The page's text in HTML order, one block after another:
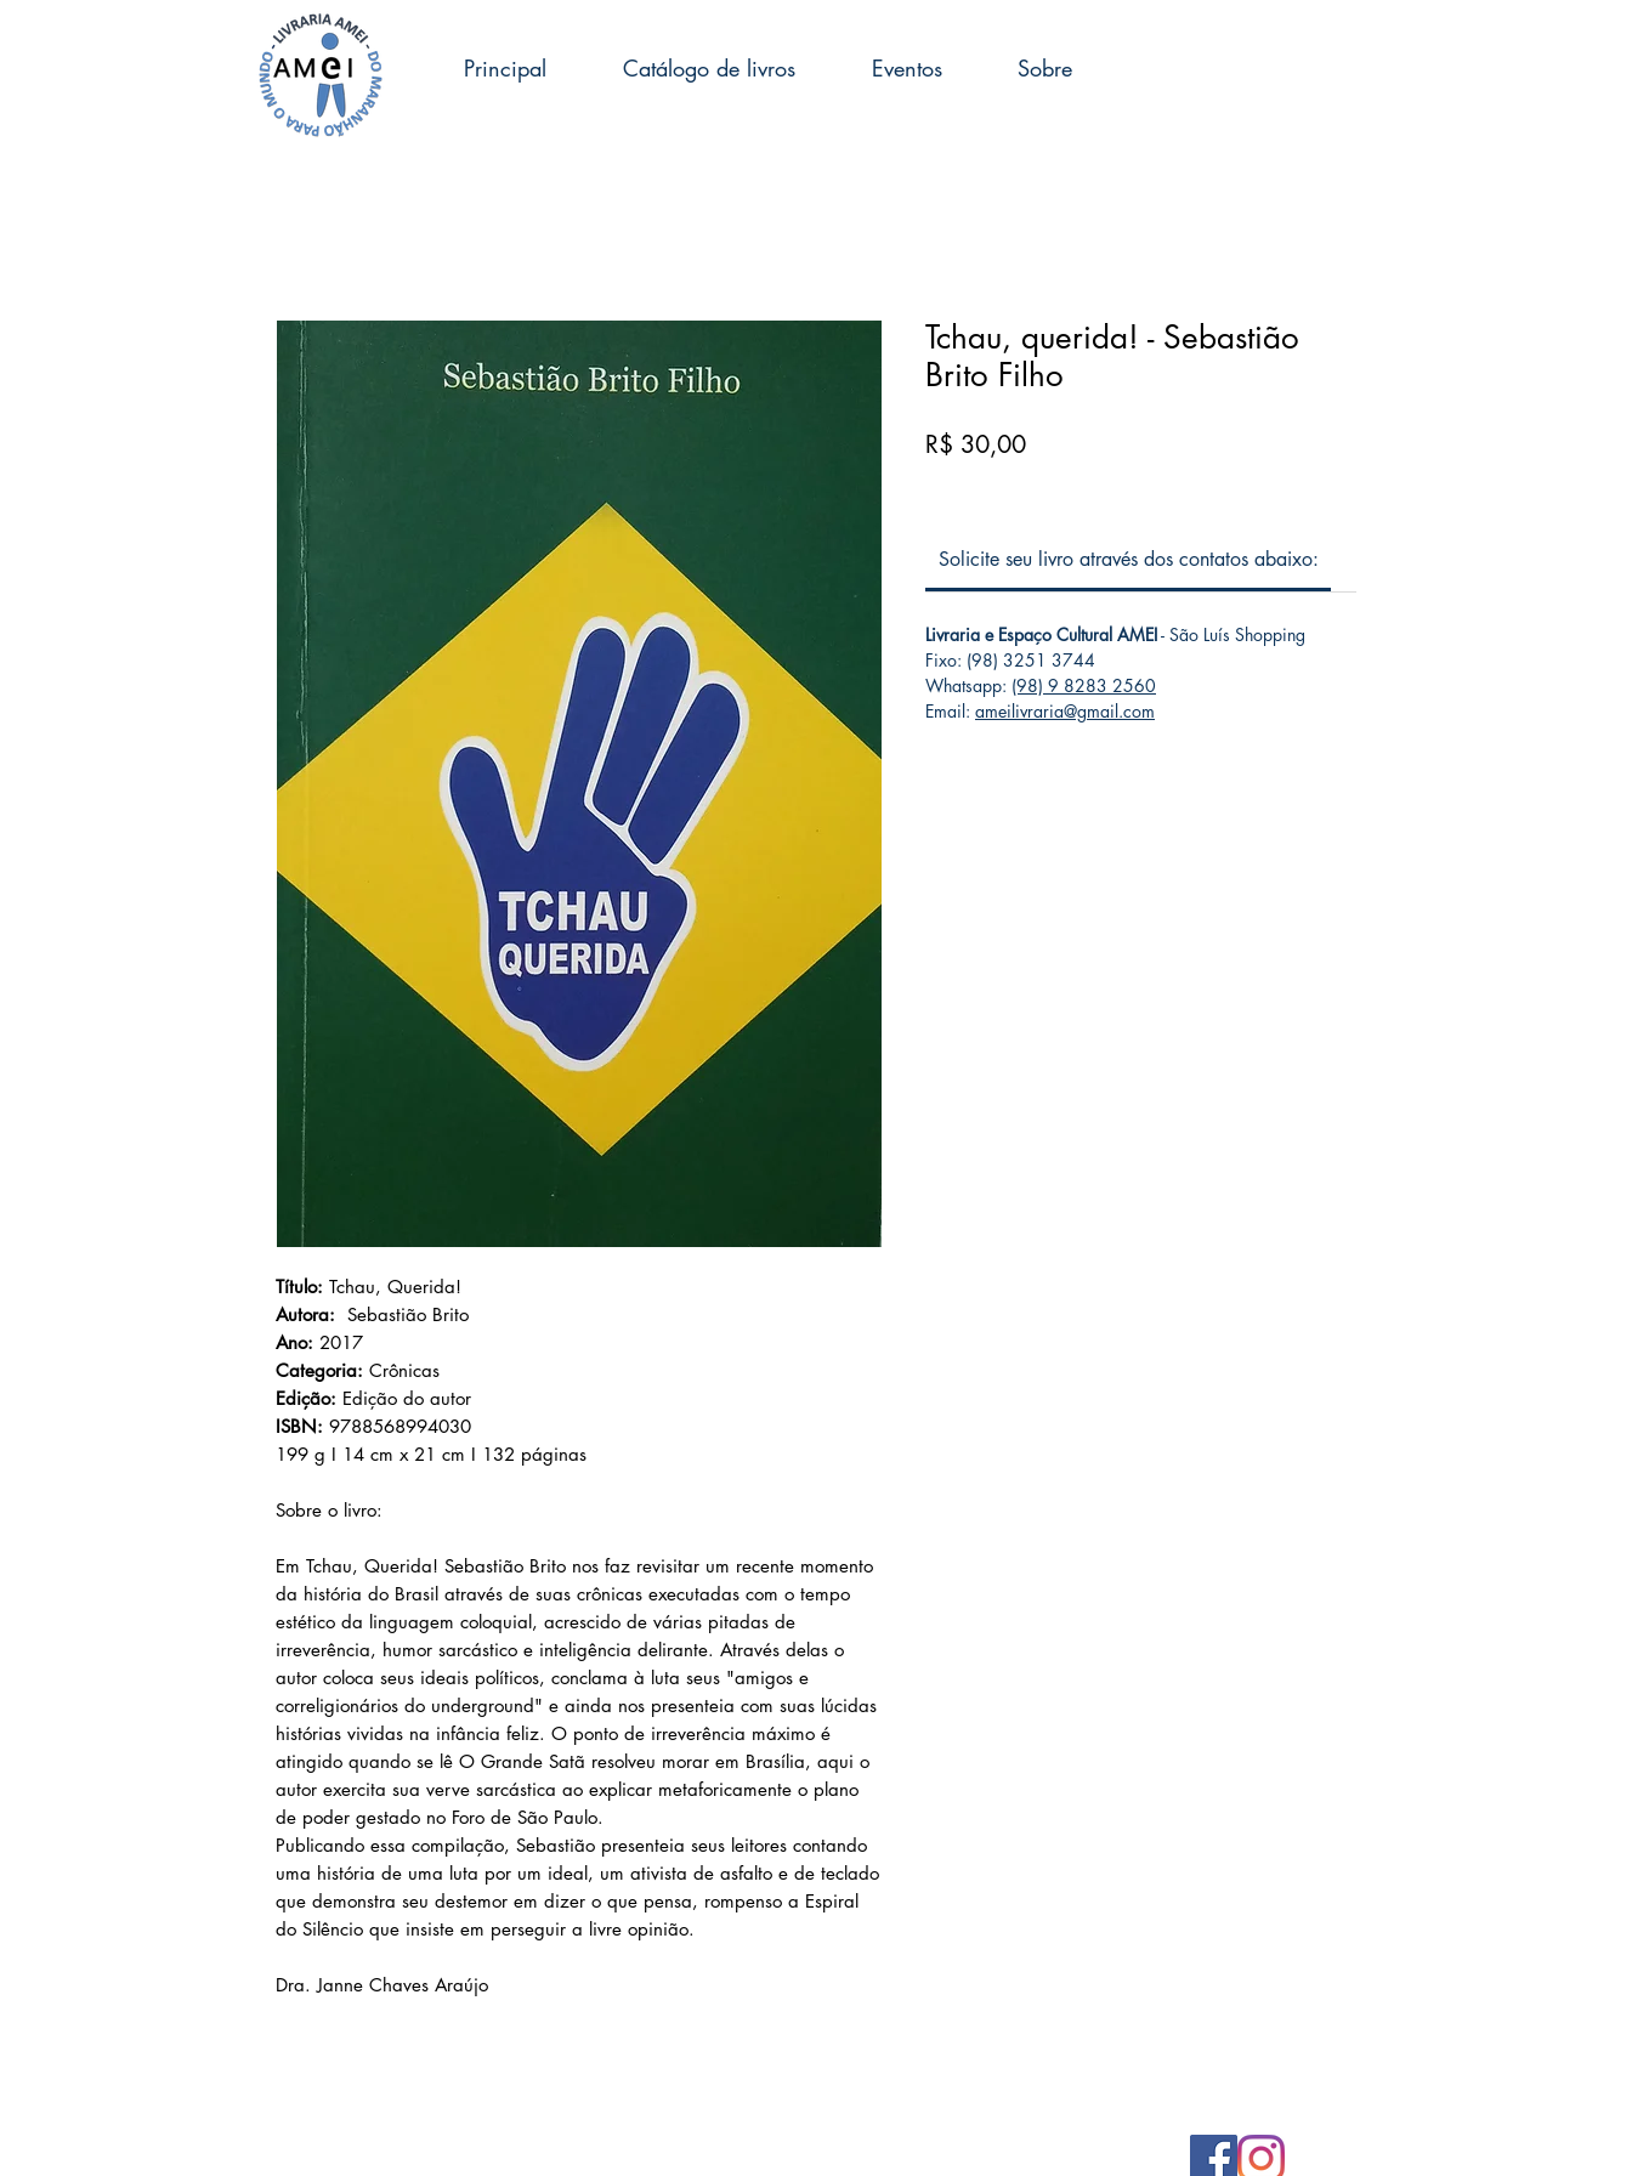
Principal Catálogo de livros Eventos Sobre
Título: Tchau, Querida!
Autora: Sebastião Brito
Ano: 2017
Categoria: Crônicas
Edição: Edição do autor
ISBN: 9788568994030
199 g I 14 cm x 21 cm I 132 páginas
Sobre o livro:
Em Tchau, Querida! Sebastião Brito nos faz revisitar um recente momento
da história do Brasil através de suas crônicas executadas com o tempo
estético da linguagem coloquial, acrescido de várias pitadas de
irreverência, humor sarcástico e inteligência delirante. Através delas o
autor coloca seus ideais políticos, conclama à luta seus "amigos e
correligionários do underground" e ainda nos presenteia com suas lúcidas
histórias vividas na infância feliz. O ponto de irreverência máximo é
atingido quando se lê O Grande Satã resolveu morar em Brasília, aqui o
autor exercita sua verve sarcástica ao explicar metaforicamente o plano
de poder gestado no Foro de São Paulo.
Publicando essa compilação, Sebastião presenteia seus leitores contando
uma história de uma luta por um ideal, um ativista de asfalto e de teclado
que demonstra seu destemor em dizer o que pensa, rompenso a Espiral
do Silêncio que insiste em perseguir a livre opinião.
Dra. Janne Chaves Araújo
Tchau, querida! - Sebastião
Brito Filho
R$ 30,00Preço
Solicite seu livro através dos contatos abaixo:
Livraria e Espaço Cultural AMEI- São Luís Shopping
Fixo: (98) 3251 3744
Whatsapp: (98) 9 8283 2560
Email: ameilivraria@gmail.com